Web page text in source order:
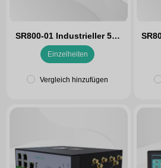
SR800-01 Industrieller 5G-
Router mit Lichtwellenleiter
Einzelheiten
Vergleich hinzufügen